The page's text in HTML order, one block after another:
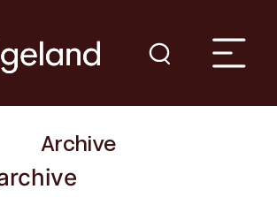
Archive